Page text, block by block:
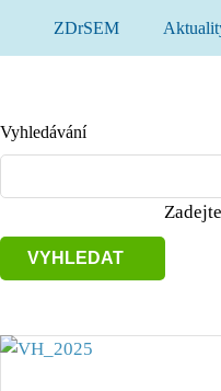
ZDrSEM
Vyhledávání